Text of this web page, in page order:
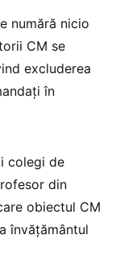
numără nicio
CM se
excluderea
în
colegi de
din
obiectul CM
învățământul